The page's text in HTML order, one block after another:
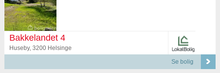
Bakkelandet 4
Huseby, 3200 Helsinge
Se bolig